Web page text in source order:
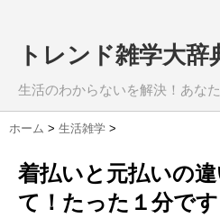
トレンド雑学大辞
生活のわからないを解決！あな
ホーム > 生活雑学 >
着払いと元払いの
て！たった１分で